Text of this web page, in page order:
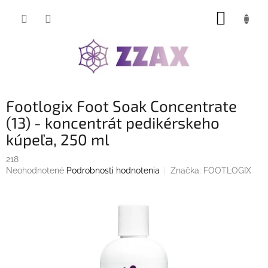
Footlogix Foot Soak Concentrate
(13) - koncentrát pedikérskeho
kúpeľa, 250 ml
218
Priemerné
Neohodnotené Podrobnosti hodnotenia Značka: FOOTLOGIX